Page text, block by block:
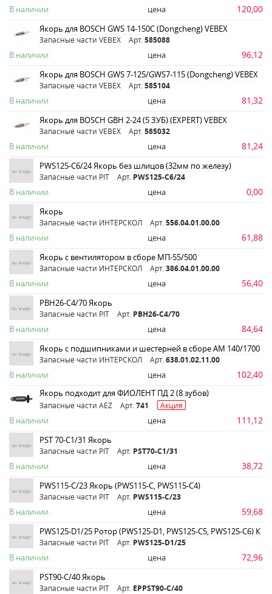
В наличии цена 120,00
Якорь для BOSCH GWS 14-150C (Dongcheng) VEBEX
Запасные части VEBEX Арт. 585088
В наличии цена 96,12
Якорь для BOSCH GWS 7-125/GWS7-115 (Dongcheng) VEBEX
Запасные части VEBEX Арт. 585104
В наличии цена 81,32
Якорь для BOSCH GBH 2-24 (5 ЗУБ) (EXPERT) VEBEX
Запасные части VEBEX Арт. 585032
В наличии цена 81,24
PWS125-C6/24 Якорь без шлицов (32мм по железу)
Запасные части PIT Арт. PWS125-C6/24
В наличии цена 0,00
Якорь
Запасные части ИНТЕРСКОЛ Арт. 556.04.01.00.00
В наличии цена 61,88
Якорь с вентилятором в сборе МП-55/500
Запасные части ИНТЕРСКОЛ Арт. 386.04.01.00.00
В наличии цена 56,40
PBH26-C4/70 Якорь
Запасные части PIT Арт. PBH26-C4/70
В наличии цена 84,64
Якорь с подшипниками и шестерней в сборе АМ 140/1700
Запасные части ИНТЕРСКОЛ Арт. 638.01.02.11.00
В наличии цена 102,40
Якорь подходит для ФИОЛЕНТ ПД 2 (8 зубов)
Запасные части AEZ Арт. 741 Акция
В наличии цена 111,12
PST 70-C1/31 Якорь
Запасные части PIT Арт. PST70-C1/31
В наличии цена 38,72
PWS115-C/23 Якорь (PWS115-C, PWS115-C4)
Запасные части PIT Арт. PWS115-C/23
В наличии цена 59,68
PWS125-D1/25 Ротор (PWS125-D1, PWS125-С5, PWS125-С6) К
Запасные части PIT Арт. PWS125-D1/25
В наличии цена 72,96
PST90-С/40 Якорь
Запасные части PIT Арт. EPPST90-C/40